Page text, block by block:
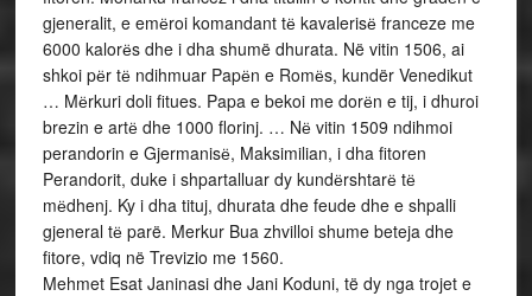
gjeneralit, e emёroi komandant tё kavalerisё franceze me
6000 kalorёs dhe i dha shumë dhurata. Në vitin 1506, ai
shkoi pёr tё ndihmuar Papёn e Romёs, kundër Venedikut
… Mёrkuri doli fitues. Papa e bekoi me dorёn e tij, i dhuroi
brezin e artё dhe 1000 florinj. … Nё vitin 1509 ndihmoi
perandorin e Gjermanisё, Maksimilian, i dha fitoren
Perandorit, duke i shpartalluar dy kundёrshtarё tё
mёdhenj. Ky i dha tituj, dhurata dhe feude dhe e shpalli
gjeneral tё parë. Merkur Bua zhvilloi shume beteja dhe
fitore, vdiq në Trevizio me 1560.
Mehmet Esat Janinasi dhe Jani Koduni, të dy nga trojet e